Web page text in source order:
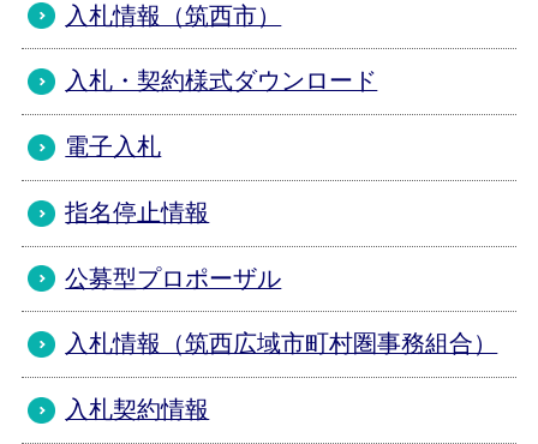
入札情報（筑西市）
入札・契約様式ダウンロード
電子入札
指名停止情報
公募型プロポーザル
入札情報（筑西広域市町村圏事務組合）
入札契約情報